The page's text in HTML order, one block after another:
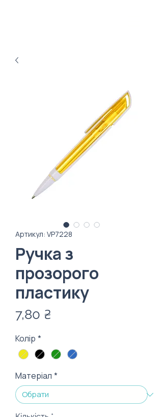
Артикул: VP7228
Ручка з
прозорого
пластику
7,80 ₴
Колір *
Матеріал *